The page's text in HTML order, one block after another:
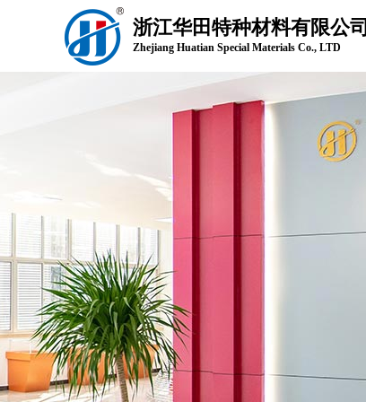
浙江华田特种材料有限公司
Zhejiang Huatian Special Materials Co., LTD